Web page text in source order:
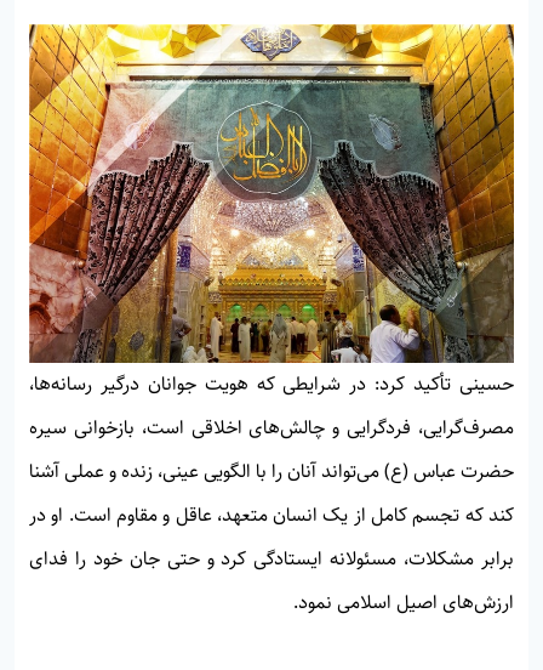
حسینی تأکید کرد: در شرایطی که هویت جوانان درگیر رسانه‌ها،
مصرف‌گرایی، فردگرایی و چالش‌های اخلاقی است، بازخوانی سیره
حضرت عباس (ع) می‌تواند آنان را با الگویی عینی، زنده و عملی آشنا
کند که تجسم کامل از یک انسان متعهد، عاقل و مقاوم است. او در
برابر مشکلات، مسئولانه ایستادگی کرد و حتی جان خود را فدای
ارزش‌های اصیل اسلامی نمود.